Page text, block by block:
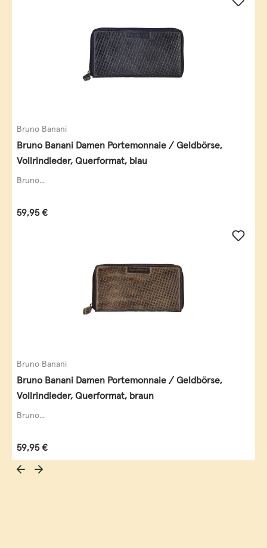
Bruno Banani
Bruno Banani Damen Portemonnaie / Geldbörse,
Vollrindleder, Querformat, blau
Bruno...
Regulärer Preis:
59,95 €
Bruno Banani
Bruno Banani Damen Portemonnaie / Geldbörse,
Vollrindleder, Querformat, braun
Bruno...
Regulärer Preis:
59,95 €